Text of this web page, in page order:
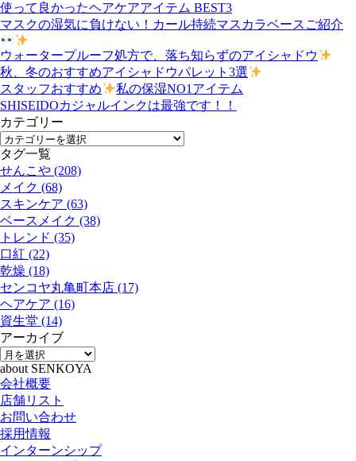
使って良かったヘアケアアイテム BEST3
マスクの湿気に負けない！カール持続マスカラベースご紹介
ウォータープルーフ処方で、落ち知らずのアイシャドウ
秋、冬のおすすめアイシャドウパレット3選
スタッフおすすめ
私の保湿NO1アイテム
SHISEIDOカジャルインクは最強です！！
カテゴリー
タグ一覧
せんこや (208)
メイク (68)
スキンケア (63)
ベースメイク (38)
トレンド (35)
口紅 (22)
乾燥 (18)
センコヤ丸亀町本店 (17)
ヘアケア (16)
資生堂 (14)
アーカイブ
about SENKOYA
会社概要
店舗リスト
お問い合わせ
採用情報
インターンシップ